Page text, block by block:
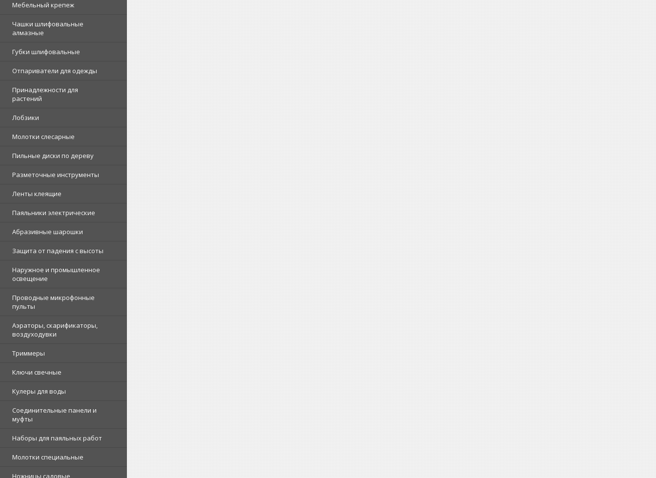
Мебельный крепеж
Чашки шлифовальные
алмазные
Губки шлифовальные
Отпариватели для одежды
Принадлежности для
растений
Лобзики
Молотки слесарные
Пильные диски по дереву
Разметочные инструменты
Ленты клеящие
Паяльники электрические
Абразивные шарошки
Защита от падения с высоты
Наружное и промышленное
освещение
Проводные микрофонные
пульты
Аэраторы, скарификаторы,
воздуходувки
Триммеры
Ключи свечные
Кулеры для воды
Соединительные панели и
муфты
Наборы для паяльных работ
Молотки специальные
Ножницы садовые